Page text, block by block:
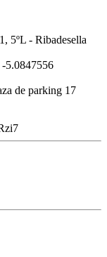
5ºL - Ribadesella
5.0847556
de parking 17